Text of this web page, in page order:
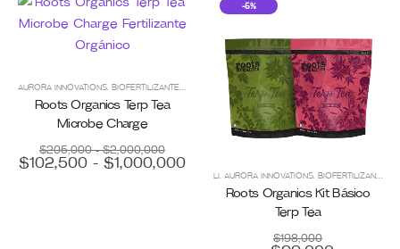
AURORA INNOVATIONS, BIOFERTILIZANTES , CULTIVO ORGÁNICO,ENMIENDAS PARA SUELO
Roots Organics Terp Tea
Microbe Charge
$205,000 - $2,000,000Rango
de
precios:
$102,500 - $1,000,000Rango
precios:
-5%
LI, AURORA INNOVATIONS, BIOFERTILIZANTES
Roots Organics Kit Básico
Terp Tea
$198,000